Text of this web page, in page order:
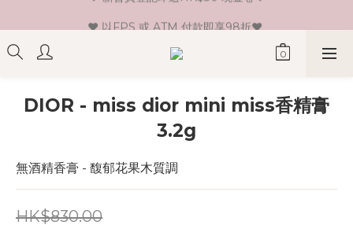
♥ 以FPS 或 ATM 付款即享98折♥
♥ 單一消費折實價滿$399或以上即免運費♥
DIOR - miss dior mini miss香精膏
3.2g
無酒精香膏 - 馥郁花果木質調
HK$830.00